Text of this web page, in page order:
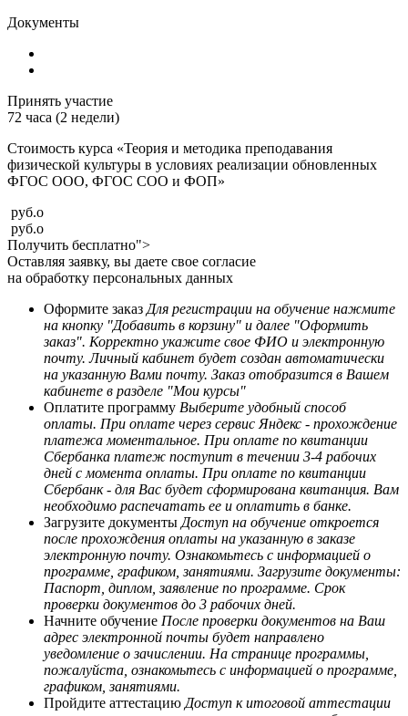
Документы
Принять участие
72 часа (2 недели)
Стоимость курса «Теория и методика преподавания
физической культуры в условиях реализации обновленных
ФГОС ООО, ФГОС СОО и ФОП»
руб.o
руб.o
Получить бесплатно">
Оставляя заявку, вы даете свое согласие
на обработку персональных данных
Оформите заказ Для регистрации на обучение нажмите
на кнопку "Добавить в корзину" и далее "Оформить
заказ". Корректно укажите свое ФИО и электронную
почту. Личный кабинет будет создан автоматически
на указанную Вами почту. Заказ отобразится в Вашем
кабинете в разделе "Мои курсы"
Оплатите программу Выберите удобный способ
оплаты. При оплате через сервис Яндекс - прохождение
платежа моментальное. При оплате по квитанции
Сбербанка платеж поступит в течении 3-4 рабочих
дней с момента оплаты. При оплате по квитанции
Сбербанк - для Вас будет сформирована квитанция. Вам
необходимо распечатать ее и оплатить в банке.
Загрузите документы Доступ на обучение откроется
после прохождения оплаты на указанную в заказе
электронную почту. Ознакомьтесь с информацией о
программе, графиком, занятиями. Загрузите документы:
Паспорт, диплом, заявление по программе. Срок
проверки документов до 3 рабочих дней.
Начните обучение После проверки документов на Ваш
адрес электронной почты будет направлено
уведомление о зачислении. На странице программы,
пожалуйста, ознакомьтесь с информацией о программе,
графиком, занятиями.
Пройдите аттестацию Доступ к итоговой аттестации